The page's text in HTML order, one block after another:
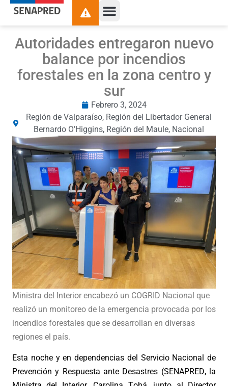
Autoridades entregaron nuevo
balance por incendios
forestales en la zona centro y
sur
Febrero 3, 2024
Región de Valparaíso, Región del Libertador General
Bernardo O’Higgins, Región del Maule, Nacional
Ministra del Interior encabezó un COGRID Nacional que
realizó un monitoreo de la emergencia provocada por los
incendios forestales que se desarrollan en diversas
regiones el país.
Esta noche y en dependencias del Servicio Nacional de
Prevención y Respuesta ante Desastres (SENAPRED, la